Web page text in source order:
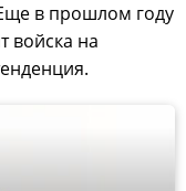
в прошлом году
войска на